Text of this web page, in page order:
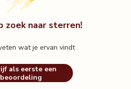
zoek naar sterren!
wat je ervan vindt
als eerste een
beoordeling